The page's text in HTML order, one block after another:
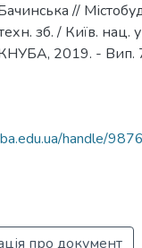
//
зб. / Київ. нац.
2019. - Вип.
handle/
про документ